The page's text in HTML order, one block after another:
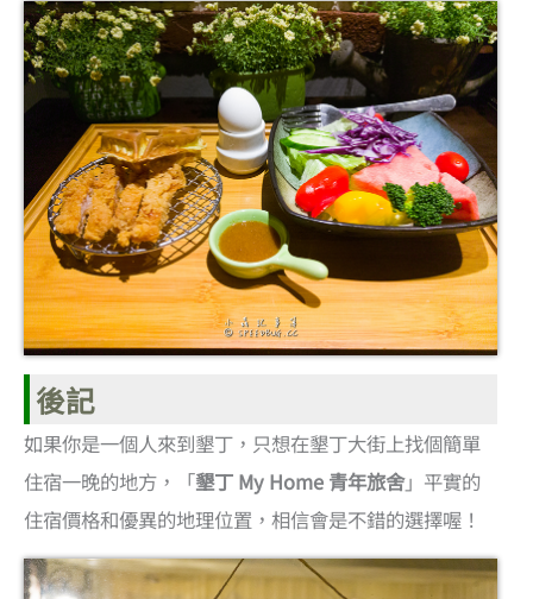
後記
如果你是一個人來到墾丁，只想在墾丁大街上找個簡單
住宿一晚的地方，「墾丁 My Home 青年旅舍」平實的
住宿價格和優異的地理位置，相信會是不錯的選擇喔！